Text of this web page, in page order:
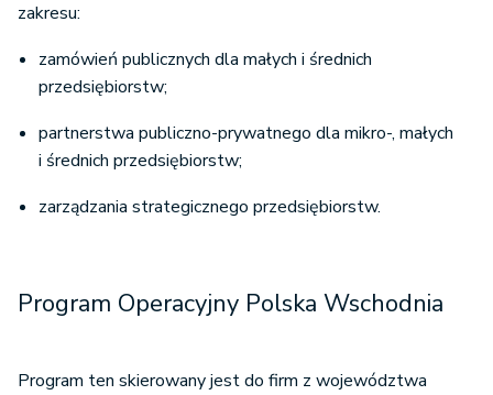
zakresu:
zamówień publicznych dla małych i średnich
przedsiębiorstw;
partnerstwa publiczno-prywatnego dla mikro-, małych
i średnich przedsiębiorstw;
zarządzania strategicznego przedsiębiorstw.
Program Operacyjny Polska Wschodnia
Program ten skierowany jest do firm z województwa